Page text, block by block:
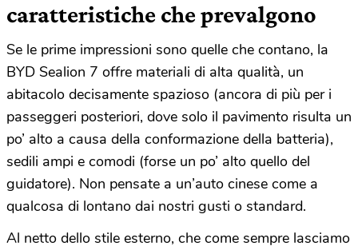
caratteristiche che prevalgono
Se le prime impressioni sono quelle che contano, la
BYD Sealion 7 offre materiali di alta qualità, un
abitacolo decisamente spazioso (ancora di più per i
passeggeri posteriori, dove solo il pavimento risulta un
po’ alto a causa della conformazione della batteria),
sedili ampi e comodi (forse un po’ alto quello del
guidatore). Non pensate a un’auto cinese come a
qualcosa di lontano dai nostri gusti o standard.
Al netto dello stile esterno, che come sempre lasciamo